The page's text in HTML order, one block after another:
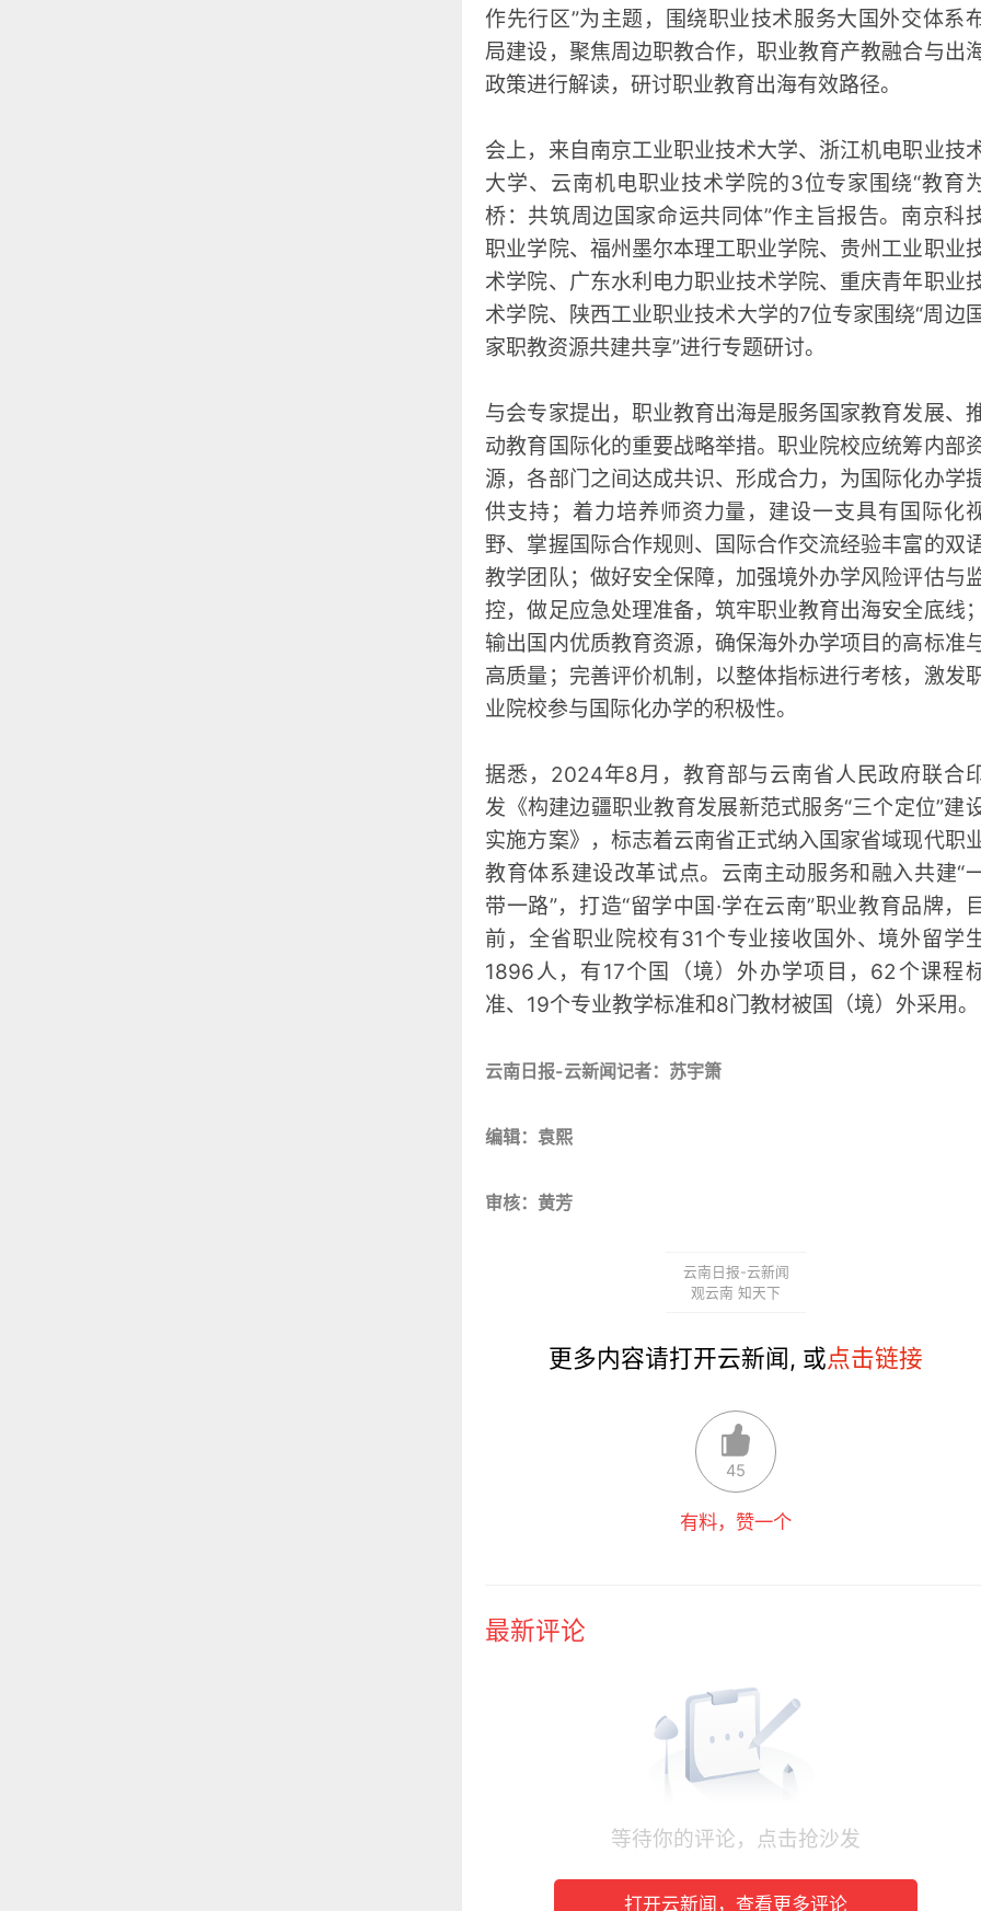
作先行区”为主题，围绕职业技术服务大国外交体系
局建设，聚焦周边职教合作，职业教育产教融合与出
政策进行解读，研讨职业教育出海有效路径。
会上，来自南京工业职业技术大学、浙江机电职业技
大学、云南机电职业技术学院的3位专家围绕“教育
桥：共筑周边国家命运共同体”作主旨报告。南京科
职业学院、福州墨尔本理工职业学院、贵州工业职业
术学院、广东水利电力职业技术学院、重庆青年职业
术学院、陕西工业职业技术大学的7位专家围绕“周边
家职教资源共建共享”进行专题研讨。
与会专家提出，职业教育出海是服务国家教育发展、
动教育国际化的重要战略举措。职业院校应统筹内部
源，各部门之间达成共识、形成合力，为国际化办学
供支持；着力培养师资力量，建设一支具有国际化
野、掌握国际合作规则、国际合作交流经验丰富的双
教学团队；做好安全保障，加强境外办学风险评估与
控，做足应急处理准备，筑牢职业教育出海安全底线
输出国内优质教育资源，确保海外办学项目的高标准
高质量；完善评价机制，以整体指标进行考核，激发
业院校参与国际化办学的积极性。
据悉，2024年8月，教育部与云南省人民政府联合
发《构建边疆职业教育发展新范式服务“三个定位”建
实施方案》，标志着云南省正式纳入国家省域现代职
教育体系建设改革试点。云南主动服务和融入共建“
带一路”，打造“留学中国·学在云南”职业教育品牌，
前，全省职业院校有31个专业接收国外、境外留学
1896人，有17个国（境）外办学项目，62个课程
准、19个专业教学标准和8门教材被国（境）外采用。
云南日报-云新闻记者：苏宇箫
编辑：袁熙
审核：黄芳
云南日报-云新闻
观云南 知天下
更多内容请打开云新闻, 或点击链接
45
有料，赞一个
最新评论
等待你的评论，点击抢沙发
打开云新闻，查看更多评论